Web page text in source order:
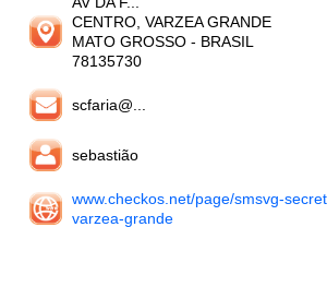
CENTRO, VARZEA GRANDE
MATO GROSSO - BRASIL
78135730
scfaria@...
sebastião
www.checkos.net/page/smsvg-
varzea-grande